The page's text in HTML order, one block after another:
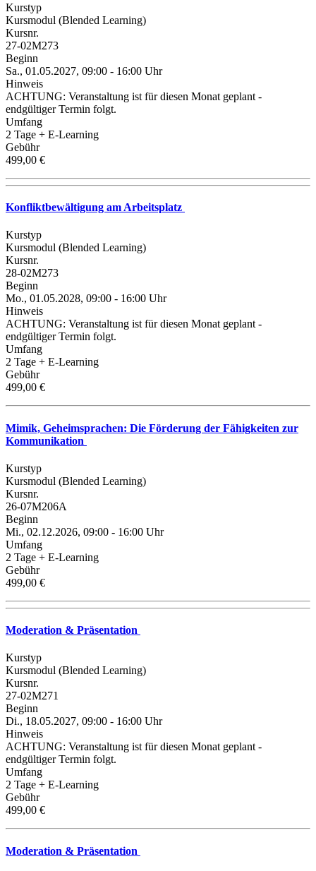
Kurstyp
Kursmodul (Blended Learning)
Kursnr.
27-02M273
Beginn
Sa., 01.05.2027, 09:00 - 16:00 Uhr
Hinweis
ACHTUNG: Veranstaltung ist für diesen Monat geplant -
endgültiger Termin folgt.
Umfang
2 Tage + E-Learning
Gebühr
499,00 €
Konfliktbewältigung am Arbeitsplatz
Kurstyp
Kursmodul (Blended Learning)
Kursnr.
28-02M273
Beginn
Mo., 01.05.2028, 09:00 - 16:00 Uhr
Hinweis
ACHTUNG: Veranstaltung ist für diesen Monat geplant -
endgültiger Termin folgt.
Umfang
2 Tage + E-Learning
Gebühr
499,00 €
Mimik, Geheimsprachen: Die Förderung der Fähigkeiten zur
Kommunikation
Kurstyp
Kursmodul (Blended Learning)
Kursnr.
26-07M206A
Beginn
Mi., 02.12.2026, 09:00 - 16:00 Uhr
Umfang
2 Tage + E-Learning
Gebühr
499,00 €
Moderation & Präsentation
Kurstyp
Kursmodul (Blended Learning)
Kursnr.
27-02M271
Beginn
Di., 18.05.2027, 09:00 - 16:00 Uhr
Hinweis
ACHTUNG: Veranstaltung ist für diesen Monat geplant -
endgültiger Termin folgt.
Umfang
2 Tage + E-Learning
Gebühr
499,00 €
Moderation & Präsentation